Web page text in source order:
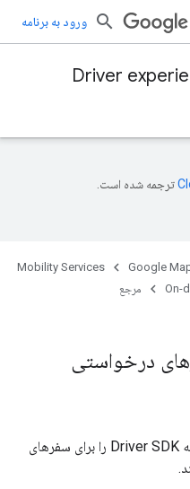
ورود به برنامه
Driver
ترجمه شده است.
Google
Mobility Services
On- مرجع
درخواستی
این بخش اسناد مرجع برای APIهایی که Driver SDK را برای سفرهای